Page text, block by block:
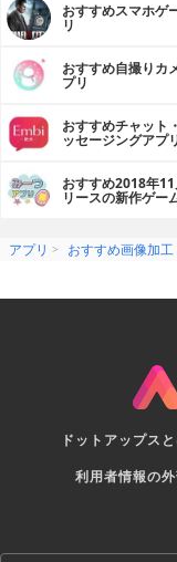
おすすめスマホゲ
リ
おすすめ自撮りカ
プリ
おすすめチャット
ッセージングアプ
おすすめ2018年11
リースの新作ゲー
アプリ おすすめ画像加
ドットアップス
利用者情報の